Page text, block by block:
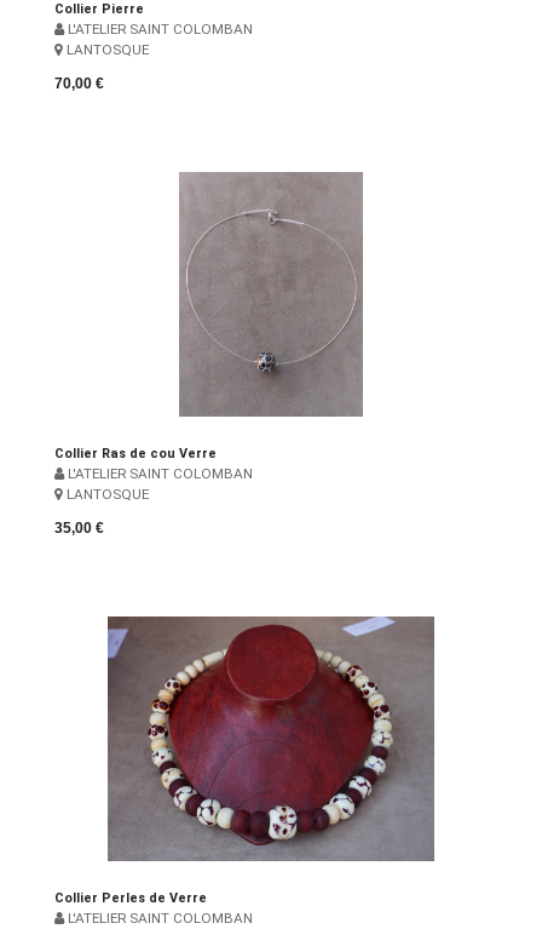
Collier Pierre
L'ATELIER SAINT COLOMBAN
LANTOSQUE
70,00 €
Collier Ras de cou Verre
L'ATELIER SAINT COLOMBAN
LANTOSQUE
35,00 €
Collier Perles de Verre
L'ATELIER SAINT COLOMBAN